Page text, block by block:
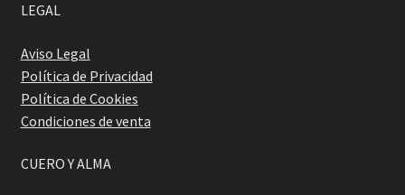
LEGAL
Aviso Legal
Política de Privacidad
Política de Cookies
Condiciones de venta
CUERO Y ALMA